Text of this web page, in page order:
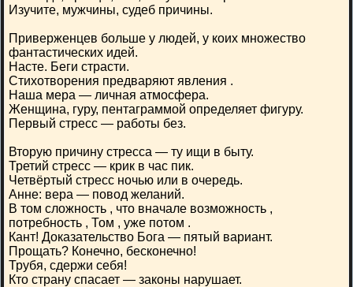
Изучите, мужчины, судеб причины.
Приверженцев больше у людей, у коих множество
фантастических идей.
Насте. Беги страсти.
Стихотворения предваряют явления .
Наша мера — личная атмосфера.
Женщина, гуру, пентаграммой определяет фигуру.
Первый стресс — работы без.
Вторую причину стресса — ту ищи в быту.
Третий стресс — крик в час пик.
Четвёртый стресс ночью или в очередь.
Анне: вера — повод желаний.
В том сложность , что вначале возможность ,
потребность , Том , уже потом .
Кант! Доказательство Бога — пятый вариант.
Прощать? Конечно, бесконечно!
Трубя, сдержи себя!
Кто страну спасает — законы нарушает.